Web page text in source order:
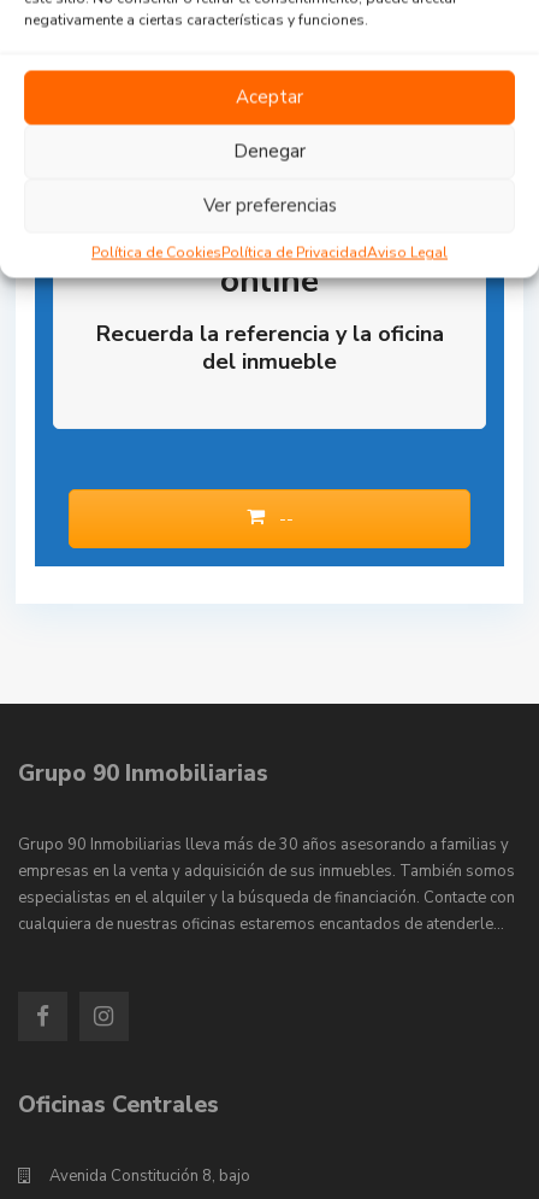
negativamente a ciertas características y funciones.
Aceptar
Denegar
Ver preferencias
Política de CookiesPolítica de PrivacidadAviso Legal
Reserva la Propiedad
online
Recuerda la referencia y la oficina
del inmueble
--
Grupo 90 Inmobiliarias
Grupo 90 Inmobiliarias lleva más de 30 años asesorando a familias y
empresas en la venta y adquisición de sus inmuebles. También somos
especialistas en el alquiler y la búsqueda de financiación. Contacte con
cualquiera de nuestras oficinas estaremos encantados de atenderle…
Oficinas Centrales
Avenida Constitución 8, bajo